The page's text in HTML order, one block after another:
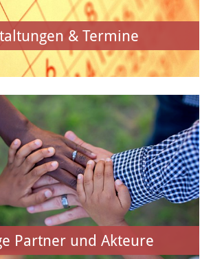
& Termine
Partner und Akteure
Sommer
Martinsee